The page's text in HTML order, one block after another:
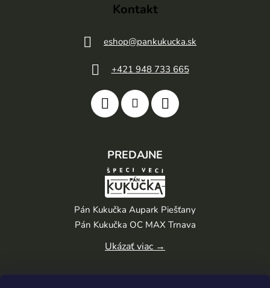
Kontakt
eshop@pankukucka.sk
+421 948 733 665
PREDAJNE
Pán Kukučka Aupark Piešťany
Pán Kukučka OC MAX Trnava
Ukázať viac →